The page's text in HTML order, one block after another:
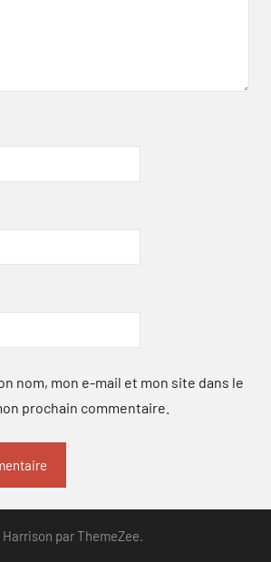
nom, mon e-mail et mon site dans le
prochain commentaire.
par ThemeZee.